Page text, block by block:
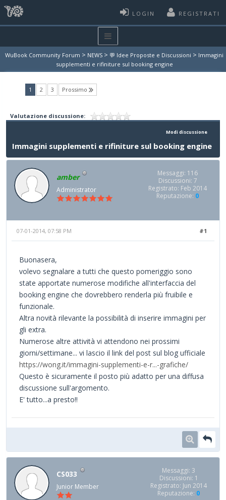
LOGIN REGISTRATI
WuBook Community Forum > NEWS > 💬 Idee Proposte e Discussioni > Immagini
supplementi e rifiniture sul booking engine
1 (current)
2 3 Prossimo
Valutazione discussione:
Modi discussione
Immagini supplementi e rifiniture sul booking engine
amber
Administrator
Messaggi: 116
Discussioni: 7
Registrato: Feb 2014
Reputazione: 0
#1
07-01-2014, 07:58 PM
Buonasera,
volevo segnalare a tutti che questo pomeriggio sono
state apportate numerose modifiche all'interfaccia del
booking engine che dovrebbero renderla più fruibile e
funzionale.
Altra novità rilevante la possibilità di inserire immagini per
gli extra.
Numerose altre attività vi attendono nei prossimi
giorni/settimane... vi lascio il link del post sul blog ufficiale
https://wong.it/immagini-supplementi-e-r...-grafiche/
Questo è sicuramente il posto più adatto per una diffusa
discussione sull'argomento.
E' tutto...a presto!!
CS033
Junior Member
Messaggi: 3
Discussioni: 1
Registrato: Jun 2014
Reputazione: 0